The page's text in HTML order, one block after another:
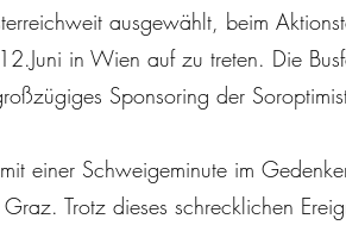
ausgewählt, beim
in Wien auf zu treten. Die
Sponsoring der
einer Schweigeminute im
Trotz dieses schrecklichen